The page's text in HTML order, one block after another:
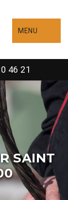
MENU
46 21
SAINT